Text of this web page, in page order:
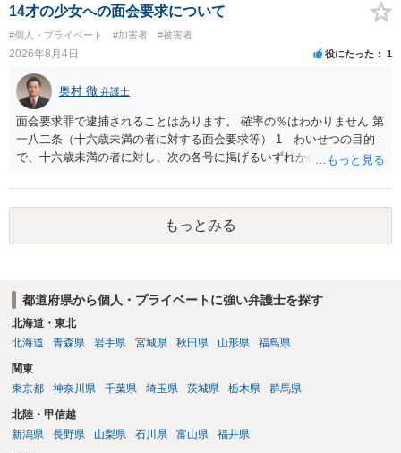
般論として抽象化されて回答に織り込まれる可能性が生じるにすぎま
せんので、その情報自体が、秘密情報に当たるとは思えませんし、名
誉棄損として、個人や会社に対する誹謗中傷の不特定多数への公開に
当たるとも思われません。 もちろん、誰がその内容をｃｈａｔｇｐｔ
に入力したかも第三者にしられることはないので、個人や会社の特定
をせずに書き込んだことで（おそらく特定して書き込んだとして
も）、相談者さんが刑事民事の責任に問われることはないでしょう。
私見ながらご参考まで。
14才の少女への面会要求について
#個人・プライベート #加害者 #被害者
2026年8月4日 役にたった 1
奥村 徹 弁護士
面会要求罪で逮捕されることはあります。 確率の％はわかりません 第
一八二条（十六歳未満の者に対する面会要求等） 1 わいせつの目的
で、十六歳未満の者に対し、次の各号に掲げるいずれかの行為をした
が生まれた日より五年以上前の日に生まれた者に限る。）は、一年以
下の拘禁刑又は五十万円以下の罰金に処する。 一 威迫し、偽計を用
い又は誘惑して面会を要求すること。 二 拒まれたにもかかわらず、
反復して面会を要求すること。 三 金銭その他の利益を供与し、又は
二年以下の拘禁刑又は百万円以下の罰金に処する。
もっとみる
都道府県から個人・プライベートに強い弁護士を探す
北海道・東北
北海道
青森県 岩手県 宮城県 秋田県 山形県 福島県
関東
東京都
神奈川県 千葉県 埼玉県 茨城県 栃木県 群馬県
北陸・甲信越
新潟県
長野県 山梨県 石川県 富山県 福井県